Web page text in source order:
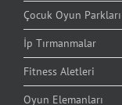
Çocuk Oyun Parkları
İp Tırmanmalar
Fitness Aletleri
Oyun Elemanları